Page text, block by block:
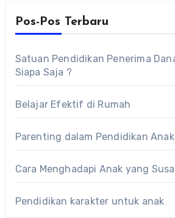
Pos-Pos Terbaru
Satuan Pendidikan Penerima
Siapa Saja ?
Belajar Efektif di Rumah
Parenting dalam Pendidikan Anak
Cara Menghadapi Anak yang
Pendidikan karakter untuk anak